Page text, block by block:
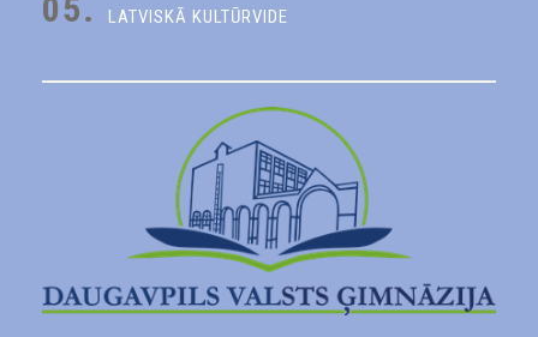
05. LATVISKĀ KULTŪRVIDE